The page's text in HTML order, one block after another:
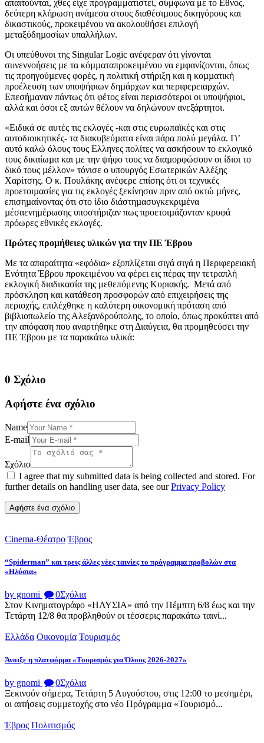
απαιτούνται, χθες είχε προγραμματιστεί, σύμφωνα με το Εθνος,
δεύτερη κλήρωση ανάµεσα στους διαθέσιµους δικηγόρους και
δικαστικούς, προκειµένου να ακολουθήσει επιλογή
µεταξύδηµοσίων υπαλλήλων.
Οι υπεύθυνοι της Singular Logic ανέφεραν ότι γίνονται
συνεννοήσεις µε τα κόµµαταπροκειµένου να εµφανίζονται, όπως
τις προηγούµενες φορές, η πολιτική στήριξη και η κοµµατική
προέλευση των υποψήφιων δηµάρχων και περιφερειαρχών.
Επεσήµαναν πάντως ότι φέτος είναι περισσότεροι οι υποψήφιοι,
αλλά και όσοι εξ αυτών θέλουν να δηλώνουν ανεξάρτητοι.
«Ειδικά σε αυτές τις εκλογές -και στις ευρωπαϊκές και στις
αυτοδιοικητικές- τα διακυβεύµατα είναι πάρα πολύ µεγάλα. Γι’
αυτό καλώ όλους τους Ελληνες πολίτες να ασκήσουν το εκλογικό
τους δικαίωµα και µε την ψήφο τους να διαµορφώσουν οι ίδιοι το
δικό τους µέλλον» τόνισε ο υπουργός Εσωτερικών Αλέξης
Χαρίτσης. Ο κ. Πουλάκης ανέφερε επίσης ότι οι τεχνικές
προετοιµασίες για τις εκλογές ξεκίνησαν πριν από οκτώ µήνες,
επισηµαίνοντας ότι στο ίδιο διάστηµασυγκεκριµένα
µέσαενηµέρωσης υποστήριζαν πως προετοιµάζονταν κρυφά
πρόωρες εθνικές εκλογές.
Πρώτες προμήθειες υλικών για την ΠΕ Έβρου
Με τα απαραίτητα «εφόδια» εξοπλίζεται σιγά σιγά η Περιφερειακή
Ενότητα Έβρου προκειμένου να φέρει εις πέρας την τετραπλή
εκλογική διαδικασία της μεθεπόμενης Κυριακής. Μετά από
πρόσκληση και κατάθεση προσφορών από επιχειρήσεις της
περιοχής, επιλέχθηκε η καλύτερη οικονομική πρόταση από
βιβλιοπωλείο της Αλεξανδρούπολης, το οποίο, όπως προκύπτει από
την απόφαση που αναρτήθηκε στη Διαύγεια, θα προμηθεύσει την
ΠΕ Έβρου με τα παρακάτω υλικά:
0 Σχόλιο
Αφήστε ένα σχόλιο
Name
E-mail
Σχόλιο
I agree that my submitted data is being collected and stored. For
further details on handling user data, see ourPrivacy Policy
Cinema-Θέατρο Έβρος
“Spiderman” και τρεις άλλες νέες ταινίες το πρόγραμμα προβολών στα
«Ηλύσια»
by gnomi 0Σχόλια
Στον Κινηματογράφο «ΗΛΥΣΙΑ» από την Πέμπτη 6/8 έως και την
Τετάρτη 12/8 θα προβληθούν οι τέσσερις παρακάτω ταινί...
Ελλάδα Οικονομία Τουρισμός
Άνοιξε η πλατφόρμα «Τουρισμός για Όλους 2026-2027»
by gnomi 0Σχόλια
Ξεκινούν σήμερα, Τετάρτη 5 Αυγούστου, στις 12:00 το μεσημέρι,
οι αιτήσεις συμμετοχής στο νέο Πρόγραμμα «Τουρισμό...
Έβρος Πολιτισμός